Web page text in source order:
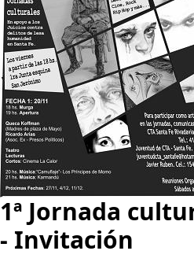
1ª Jornada
- Invitación